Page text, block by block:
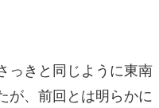
っきと同じように東南
が、前回とは明らかに